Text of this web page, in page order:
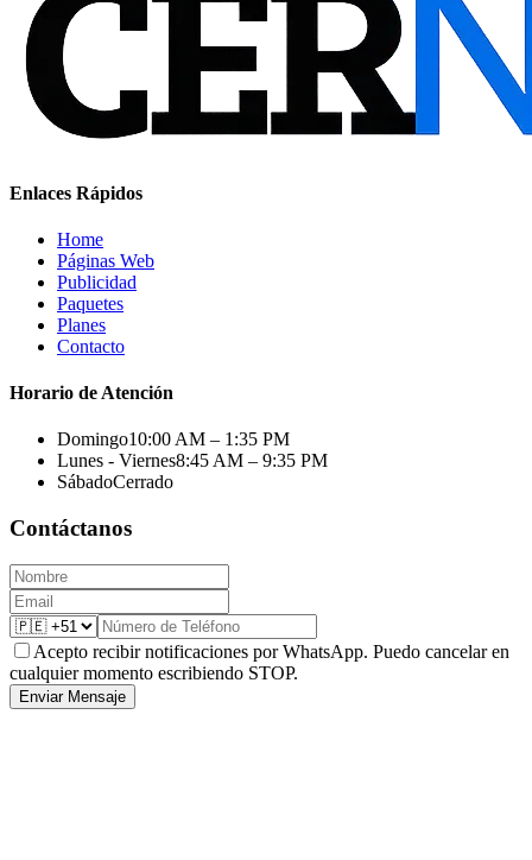
Enlaces Rápidos
Home
Páginas Web
Publicidad
Paquetes
Planes
Contacto
Horario de Atención
Domingo10:00 AM – 1:35 PM
Lunes - Viernes8:45 AM – 9:35 PM
SábadoCerrado
Contáctanos
Acepto recibir notificaciones por WhatsApp. Puedo cancelar en
cualquier momento escribiendo STOP.
Enviar Mensaje